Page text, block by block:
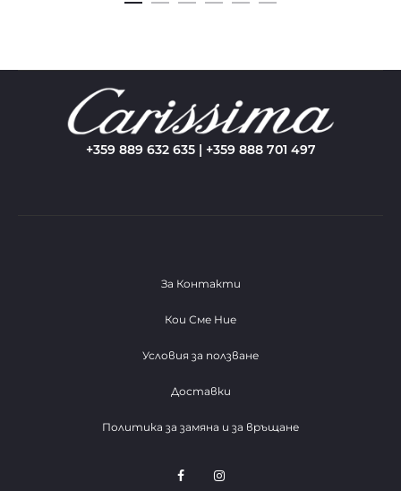
+359 889 632 635 | +359 888 701 497
За Контакти
Кои Сме Ние
Условия за ползване
Доставки
Политика за замяна и за връщане
F
I